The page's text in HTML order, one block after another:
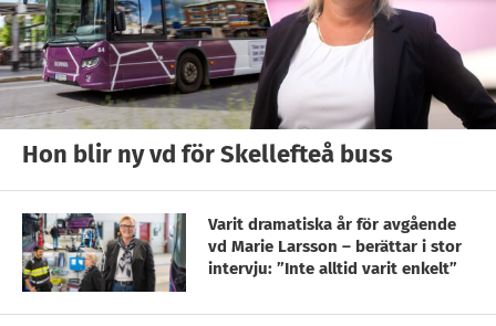
Hon blir ny vd för Skellefteå buss
Varit dramatiska år för avgående
vd Marie Larsson – berättar i stor
intervju: ”Inte alltid varit enkelt”